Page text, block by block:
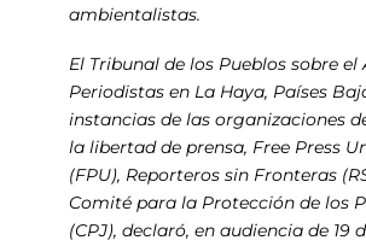
ambientalistas.
El Tribunal de los Pueblos sobre el
Periodistas en La Haya, Países
instancias de las organizaciones
la libertad de prensa, Free Press
(FPU), Reporteros sin Fronteras
Comité para la Protección de los
(CPJ), declaró, en audiencia de 19